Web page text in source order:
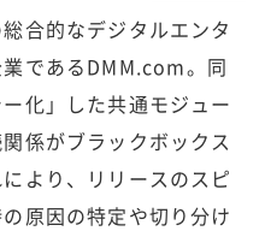
合的なデジタルエンタ
であるDMM.com。同
化」した共通モジュー
係がブラックボックス
より、リリースのスピ
原因の特定や切り分け